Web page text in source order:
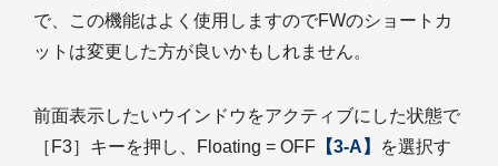
で、この機能はよく使用しますのでFWのショートカ
ットは変更した方が良いかもしれません。
前面表示したいウインドウをアクティブにした状態で
［F3］キーを押し、Floating = OFF 【3-A】
を選択す